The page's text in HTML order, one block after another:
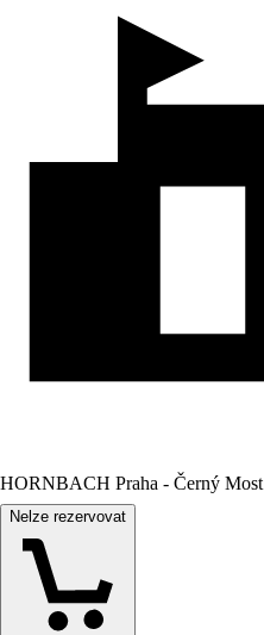
HORNBACH Praha - Černý Most
Nelze rezervovat